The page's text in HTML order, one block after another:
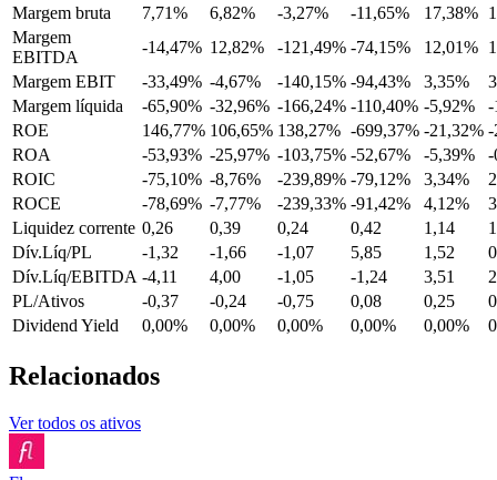
Margem bruta
7,71% 6,82% -3,27% -11,65% 17,38%
Margem
EBITDA
-14,47% 12,82% -121,49% -74,15% 12,01%
Margem EBIT
-33,49% -4,67% -140,15% -94,43% 3,35%
Margem líquida
-65,90% -32,96% -166,24% -110,40% -5,92%
-
ROE
146,77% 106,65% 138,27% -699,37% -21,32% -
ROA
-53,93% -25,97% -103,75% -52,67% -5,39%
-
ROIC
-75,10% -8,76% -239,89% -79,12% 3,34%
ROCE
-78,69% -7,77% -239,33% -91,42% 4,12%
Liquidez corrente 0,26 0,39 0,24 0,42 1,14
Dív.Líq/PL
-1,32 -1,66 -1,07 5,85 1,52
Dív.Líq/EBITDA -4,11 4,00 -1,05 -1,24 3,51
PL/Ativos
-0,37 -0,24 -0,75 0,08 0,25
Dividend Yield
0,00% 0,00% 0,00% 0,00% 0,00%
Relacionados
Ver todos os ativos